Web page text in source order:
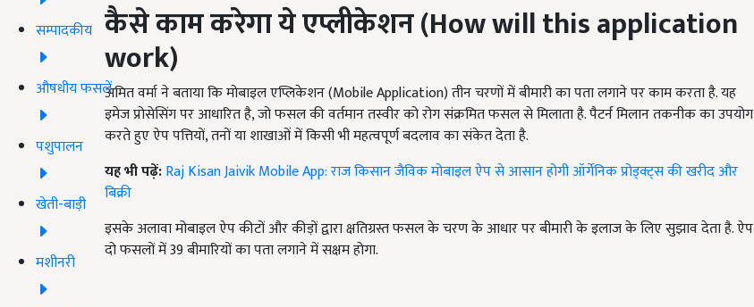
सम्पादकीय
औषधीय फसलें
पशुपालन
खेती-बाड़ी
मशीनरी
कैसे काम करेगा ये एप्लीकेशन (How will this application
work)
अमित वर्मा ने बताया कि मोबाइल एप्लिकेशन (Mobile Application) तीन चरणों में बीमारी का पता लगाने पर काम करता है. यह
इमेज प्रोसेसिंग पर आधारित है, जो फसल की वर्तमान तस्वीर को रोग संक्रमित फसल से मिलाता है. पैटर्न मिलान तकनीक का उपयोग
करते हुए ऐप पत्तियों, तनों या शाखाओं में किसी भी महत्वपूर्ण बदलाव का संकेत देता है.
यह भी पढ़ें:Raj Kisan Jaivik Mobile App: राज किसान जैविक मोबाइल ऐप से आसान होगी ऑर्गेनिक प्रोड्क्ट्स की खरीद और
बिक्री
इसके अलावा मोबाइल ऐप कीटों और कीड़ों द्वारा क्षतिग्रस्त फसल के चरण के आधार पर बीमारी के इलाज के लिए सुझाव देता है. ऐप
दो फसलों में 39 बीमारियों का पता लगाने में सक्षम होगा.